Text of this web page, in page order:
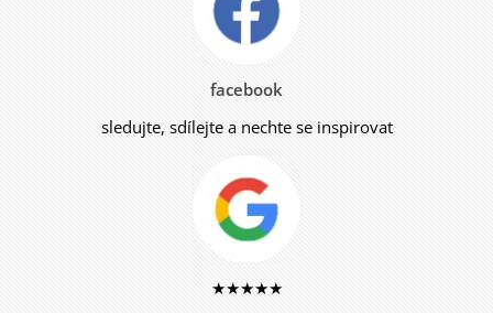
facebook
sledujte, sdílejte a nechte se inspirovat
★★★★★